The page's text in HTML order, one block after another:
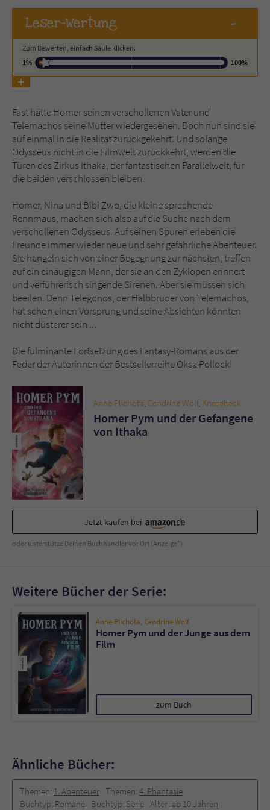
Leser-Wertung -
Zum Bewerten, einfach Säule klicken.
1%
100%
Fast hätte Homer seinen verschollenen Vater und
Telemachos seine Mutter wiedergesehen. Doch nun sind sie
auf einmal in die Realität zurückgekehrt. Und solange
Odysseus nicht in die Filmwelt zurückkehrt, werden die
Türen des Zirkus Ithaka, der fantastischen Parallelwelt, für
die beiden verschlossen bleiben.
Homer, Nina und Bibi Zwo, die kleine sprechende
Rennmaus, machen sich also auf die Suche nach dem
verschollenen Odysseus. Auf seinen Spuren erleben die
Freunde immer wieder neue und sehr gefährliche Abenteuer.
Sie hangeln sich von einer Begegnung zur nächsten, treffen
auf ein einäugigen Mann, der sie an den Zyklopen erinnert
und verführerisch singende Sirenen. Aber sie müssen sich
beeilen. Denn Telegonos, der Halbbruder von Telemachos,
hat schon einen Vorsprung und seine Absichten könnten
nicht düsterer sein ...
Die fulminante Fortsetzung des Fantasy-Romans aus der
Feder der Autorinnen der Bestsellerreihe Oksa Pollock!
Anne Plichota, Cendrine Wolf, Knesebeck
Homer Pym und der Gefangene
von Ithaka
Jetzt kaufen bei
oder unterstütze Deinen Buchhändler vor Ort (Anzeige*)
Weitere Bücher der Serie:
Anne Plichota,Cendrine Wolf
Homer Pym und der Junge aus dem
Film
zum Buch
Ähnliche Bücher:
Themen: 1. Abenteuer Themen: 4. Phantasie
Buchtyp: Romane Buchtyp: Serie Alter: ab 10 Jahren
Name tx_pwcomments_ahash
Anbieter Literatur-Couch Medien GmbH & Co. KG
Laufzeit
Zweck Cookie für Kommentare einzelner Buchtitel
Name fe_typo_user
Anbieter Literatur-Couch Medien GmbH & Co. KG
Laufzeit Session
Zweck
Dieses Cookie gewährleistet die
Kommunikation der Webseite mit dem
Benutzer. Es wird benötigt um z. B. den
Sicherheitscode des Kontaktformulars zu
überprüfen.